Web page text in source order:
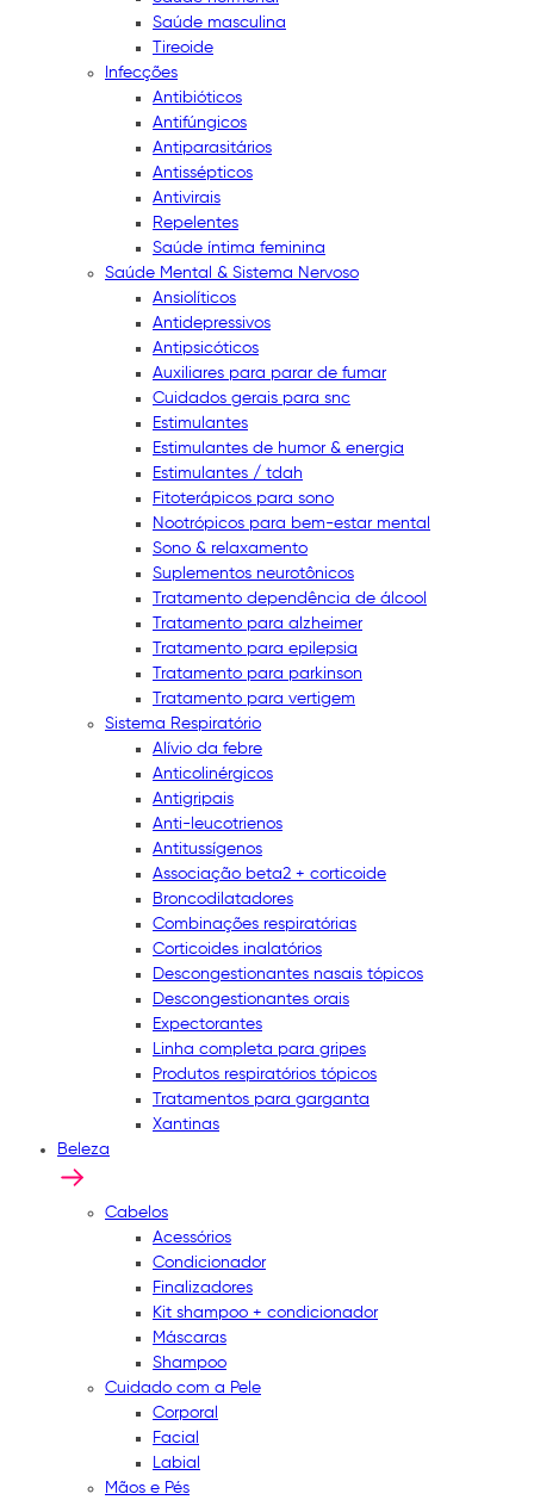
Saúde masculina
Tireoide
Infecções
Antibióticos
Antifúngicos
Antiparasitários
Antissépticos
Antivirais
Repelentes
Saúde íntima feminina
Saúde Mental & Sistema Nervoso
Ansiolíticos
Antidepressivos
Antipsicóticos
Auxiliares para parar de fumar
Cuidados gerais para snc
Estimulantes
Estimulantes de humor & energia
Estimulantes / tdah
Fitoterápicos para sono
Nootrópicos para bem-estar mental
Sono & relaxamento
Suplementos neurotônicos
Tratamento dependência de álcool
Tratamento para alzheimer
Tratamento para epilepsia
Tratamento para parkinson
Tratamento para vertigem
Sistema Respiratório
Alívio da febre
Anticolinérgicos
Antigripais
Anti-leucotrienos
Antitussígenos
Associação beta2 + corticoide
Broncodilatadores
Combinações respiratórias
Corticoides inalatórios
Descongestionantes nasais tópicos
Descongestionantes orais
Expectorantes
Linha completa para gripes
Produtos respiratórios tópicos
Tratamentos para garganta
Xantinas
Beleza
Cabelos
Acessórios
Condicionador
Finalizadores
Kit shampoo + condicionador
Máscaras
Shampoo
Cuidado com a Pele
Corporal
Facial
Labial
Mãos e Pés